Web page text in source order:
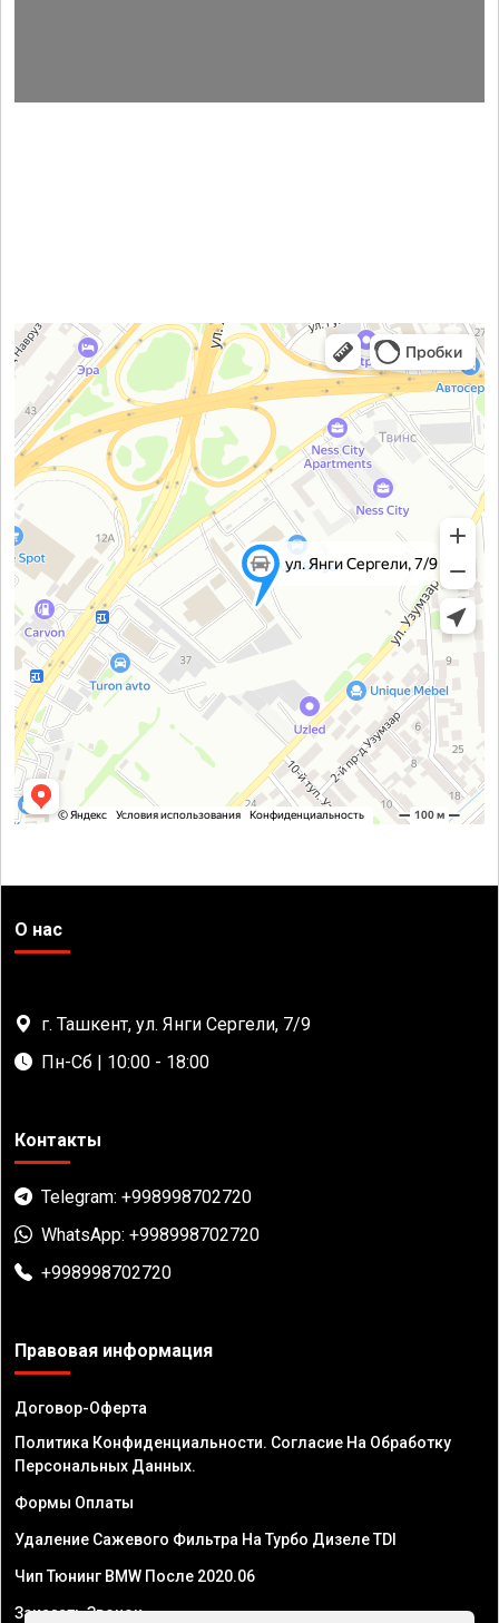
О нас
г. Ташкент, ул. Янги Сергели, 7/9
Пн-Сб | 10:00 - 18:00
Контакты
Telegram: +998998702720
WhatsApp: +998998702720
+998998702720
Правовая информация
Договор-Оферта
Политика Конфиденциальности. Согласие На Обработку
Персональных Данных.
Формы Оплаты
Удаление Сажевого Фильтра На Турбо Дизеле TDI
Чип Тюнинг BMW После 2020.06
Заказать Звонок